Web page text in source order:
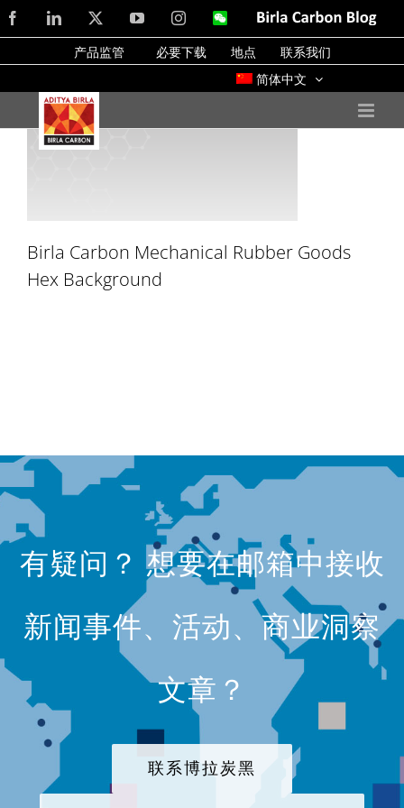
Skip
to
content
FacebookLinkedIn YouTubeInstagramWeChatBirla
Blog
产品监管 必要下载 地点
联系我们
简体中文
Birla Carbon Mechanical Rubber Goods
Hex Background
有疑问？ 想要在邮箱中接收
新闻事件、活动、商业洞察
文章？
联系博拉炭黑